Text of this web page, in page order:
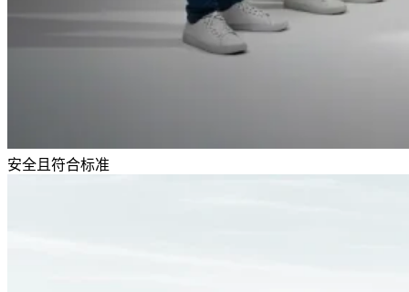
安全且符合标准